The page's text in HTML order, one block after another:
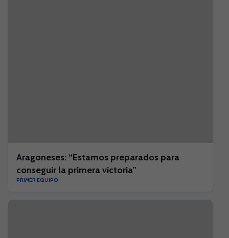
Aragoneses: “Estamos preparados para
conseguir la primera victoria”
PRIMER EQUIPO